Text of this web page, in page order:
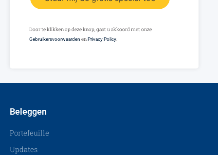
Door te klikken op deze knop, gaat u akkoord met onze
Gebruikersvoorwaarden enPrivacy Policy.
Beleggen
Portefeuille
Updates